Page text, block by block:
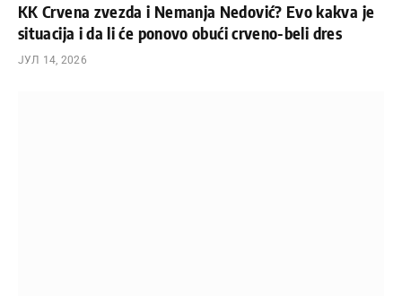
KK Crvena zvezda i Nemanja Nedović? Evo kakva je
situacija i da li će ponovo obući crveno-beli dres
ЈУЛ 14, 2026